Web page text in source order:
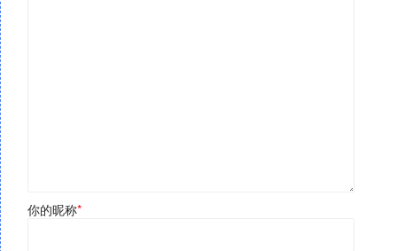
你的昵称*